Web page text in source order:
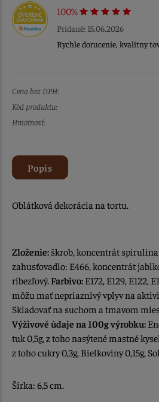
100%
Pridané: 15.06.2026
Rychle dorucenie, kvalitny
Cena bez DPH:
Kód produktu:
Hmotnosť:
Popis
Oblátková dekorácia na tortu.
Zloženie: škrob, koncentrát
zahusťovadlo: E466, koncentrát
ríbezľový. Farbivo: E172, E129, E122,
môžu mať nepriaznivý vplyv na
Skladovať na suchom a tmavom
Výživové údaje na 100g výrobku:
tuk 0,5g, z toho nasýtené mastné
z toho cukry 0,3g, Bielkoviny 0,15g,
Šírka: 6,5 cm.